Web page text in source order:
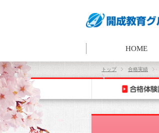
HOME
トップ 合格実績